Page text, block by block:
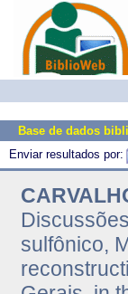
Base de dados
Enviar resultados por:
sulfônico,